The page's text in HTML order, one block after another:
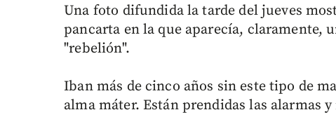
Una foto difundida la tarde del jueves
pancarta en la que aparecía, claramente,
"rebelión".
Iban más de cinco años sin este tipo de
alma máter. Están prendidas las alarmas